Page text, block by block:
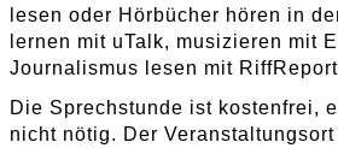
lesen oder Hörbücher hören in
lernen mit uTalk, musizieren mit
Journalismus lesen mit
Die Sprechstunde ist kostenfrei,
nicht nötig. Der